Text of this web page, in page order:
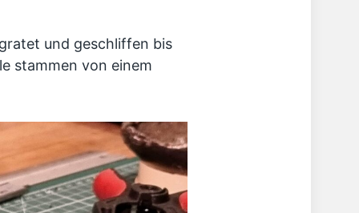
und geschliffen bis
stammen von einem